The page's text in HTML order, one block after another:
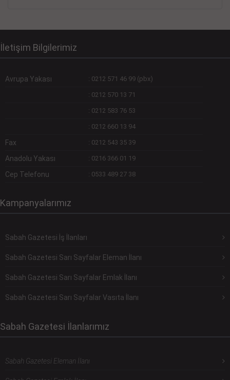
İletişim Bilgilerimiz
Avrupa Yakası : 0212 571 46 99 (pbx)
: 0212 570 13 71
: 0212 583 76 53
: 0212 660 13 94
Fax : 0212 543 35 39
Anadolu Yakası : 0216 366 01 19
Cep Telefonu : 0533 489 27 38
Kampanyalarımız
Sabah Gazetesi İş İlanları
Sabah Gazetesi Sarı Sayfalar Eleman İlanı
Sabah Gazetesi Sarı Sayfalar Emlak İlanı
Sabah Gazetesi Sarı Sayfalar Vasıta İlanı
Sabah Gazetesi İlanlarımız
Sabah Gazetesi Eleman İlanı
Devamını Gör